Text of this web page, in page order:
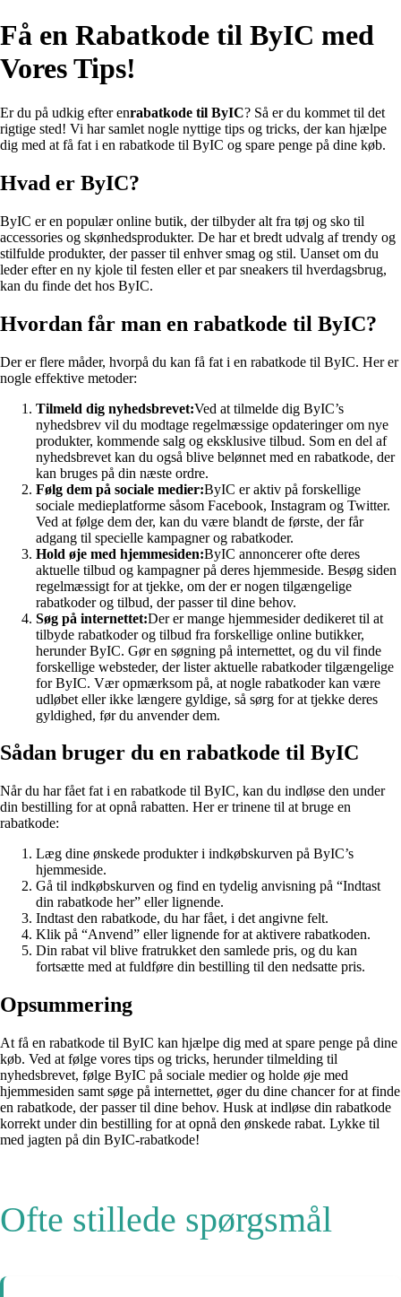
Få en Rabatkode til ByIC med
Vores Tips!
Er du på udkig efter enrabatkode til ByIC? Så er du kommet til det
rigtige sted! Vi har samlet nogle nyttige tips og tricks, der kan hjælpe
dig med at få fat i en rabatkode til ByIC og spare penge på dine køb.
Hvad er ByIC?
ByIC er en populær online butik, der tilbyder alt fra tøj og sko til
accessories og skønhedsprodukter. De har et bredt udvalg af trendy og
stilfulde produkter, der passer til enhver smag og stil. Uanset om du
leder efter en ny kjole til festen eller et par sneakers til hverdagsbrug,
kan du finde det hos ByIC.
Hvordan får man en rabatkode til ByIC?
Der er flere måder, hvorpå du kan få fat i en rabatkode til ByIC. Her er
nogle effektive metoder:
Tilmeld dig nyhedsbrevet:Ved at tilmelde dig ByIC’s
nyhedsbrev vil du modtage regelmæssige opdateringer om nye
produkter, kommende salg og eksklusive tilbud. Som en del af
nyhedsbrevet kan du også blive belønnet med en rabatkode, der
kan bruges på din næste ordre.
Følg dem på sociale medier:ByIC er aktiv på forskellige
sociale medieplatforme såsom Facebook, Instagram og Twitter.
Ved at følge dem der, kan du være blandt de første, der får
adgang til specielle kampagner og rabatkoder.
Hold øje med hjemmesiden:ByIC annoncerer ofte deres
aktuelle tilbud og kampagner på deres hjemmeside. Besøg siden
regelmæssigt for at tjekke, om der er nogen tilgængelige
rabatkoder og tilbud, der passer til dine behov.
Søg på internettet:Der er mange hjemmesider dedikeret til at
tilbyde rabatkoder og tilbud fra forskellige online butikker,
herunder ByIC. Gør en søgning på internettet, og du vil finde
forskellige websteder, der lister aktuelle rabatkoder tilgængelige
for ByIC. Vær opmærksom på, at nogle rabatkoder kan være
udløbet eller ikke længere gyldige, så sørg for at tjekke deres
gyldighed, før du anvender dem.
Sådan bruger du en rabatkode til ByIC
Når du har fået fat i en rabatkode til ByIC, kan du indløse den under
din bestilling for at opnå rabatten. Her er trinene til at bruge en
rabatkode:
Læg dine ønskede produkter i indkøbskurven på ByIC’s
hjemmeside.
Gå til indkøbskurven og find en tydelig anvisning på “Indtast
din rabatkode her” eller lignende.
Indtast den rabatkode, du har fået, i det angivne felt.
Klik på “Anvend” eller lignende for at aktivere rabatkoden.
Din rabat vil blive fratrukket den samlede pris, og du kan
fortsætte med at fuldføre din bestilling til den nedsatte pris.
Opsummering
At få en rabatkode til ByIC kan hjælpe dig med at spare penge på dine
køb. Ved at følge vores tips og tricks, herunder tilmelding til
nyhedsbrevet, følge ByIC på sociale medier og holde øje med
hjemmesiden samt søge på internettet, øger du dine chancer for at finde
en rabatkode, der passer til dine behov. Husk at indløse din rabatkode
korrekt under din bestilling for at opnå den ønskede rabat. Lykke til
med jagten på din ByIC-rabatkode!
Ofte stillede spørgsmål